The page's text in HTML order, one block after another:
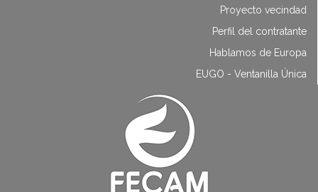
Proyecto vecindad
Perfil del contratante
Hablamos de Europa
EUGO - Ventanilla Única